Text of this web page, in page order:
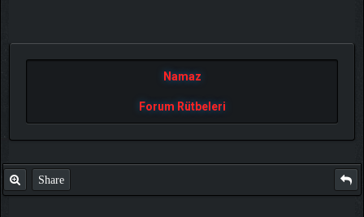
Namaz
Forum Rütbeleri
Share